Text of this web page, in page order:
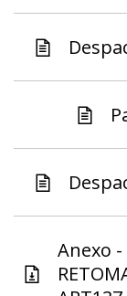
Anexo -